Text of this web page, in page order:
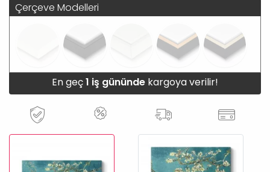
Çerçeve Modelleri
En geç1 iş gününde kargoya verilir!